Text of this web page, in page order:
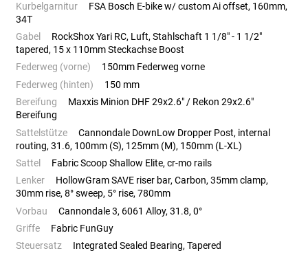
Kurbelgarnitur
FSA Bosch E-bike w/ custom Ai offset, 160mm,
34T
Gabel
RockShox Yari RC, Luft, Stahlschaft 1 1/8" - 1 1/2"
tapered, 15 x 110mm Steckachse Boost
Federweg (vorne)
150mm Federweg vorne
Federweg (hinten)
150 mm
Bereifung
Maxxis Minion DHF 29x2.6" / Rekon 29x2.6"
Bereifung
Sattelstütze
Cannondale DownLow Dropper Post, internal
routing, 31.6, 100mm (S), 125mm (M), 150mm (L-XL)
Sattel
Fabric Scoop Shallow Elite, cr-mo rails
Lenker
HollowGram SAVE riser bar, Carbon, 35mm clamp,
30mm rise, 8° sweep, 5° rise, 780mm
Vorbau
Cannondale 3, 6061 Alloy, 31.8, 0°
Griffe
Fabric FunGuy
Steuersatz
Integrated Sealed Bearing, Tapered